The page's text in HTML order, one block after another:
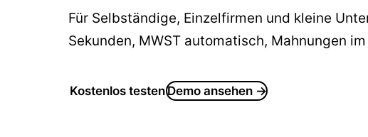
Für Selbständige, Einzelfirmen und kleine
Sekunden, MWST automatisch, Mahnungen
Kostenlos testenDemo ansehen →